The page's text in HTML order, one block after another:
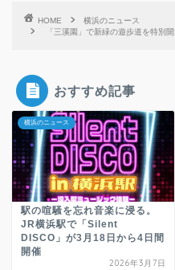
HOME
横浜のニュース
「三溪園」で新緑の遊歩道を特別
おすすめ記事
横浜のニュース
駅の喧騒を忘れ音楽に浸る。
JR横浜駅で「Silent
DISCO」が3月18日から4日間
開催
2026年3月7日